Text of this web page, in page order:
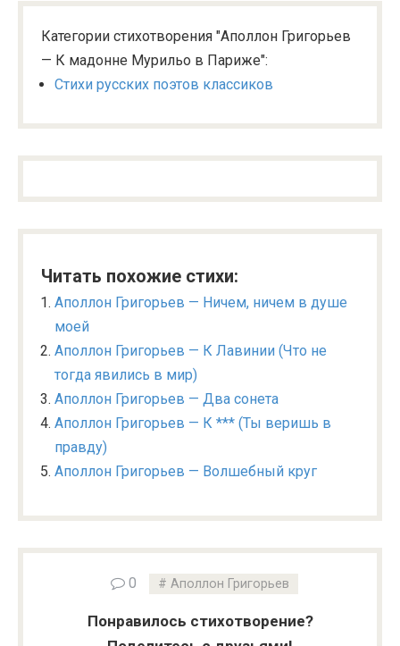
Категории стихотворения "Аполлон Григорьев
— К мадонне Мурильо в Париже":
Стихи русских поэтов классиков
Читать похожие стихи:
Аполлон Григорьев — Ничем, ничем в душе
моей
Аполлон Григорьев — К Лавинии (Что не
тогда явились в мир)
Аполлон Григорьев — Два сонета
Аполлон Григорьев — К *** (Ты веришь в
правду)
Аполлон Григорьев — Волшебный круг
0 Аполлон Григорьев
Понравилось стихотворение?